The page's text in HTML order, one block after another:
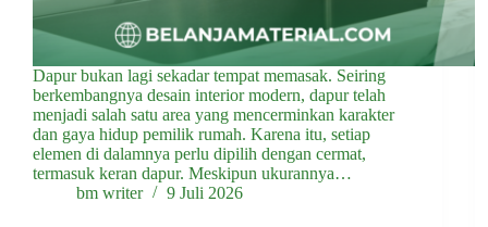
Dapur bukan lagi sekadar tempat memasak. Seiring
berkembangnya desain interior modern, dapur telah
menjadi salah satu area yang mencerminkan karakter
dan gaya hidup pemilik rumah. Karena itu, setiap
elemen di dalamnya perlu dipilih dengan cermat,
termasuk keran dapur. Meskipun ukurannya…
bm writer
9 Juli 2026